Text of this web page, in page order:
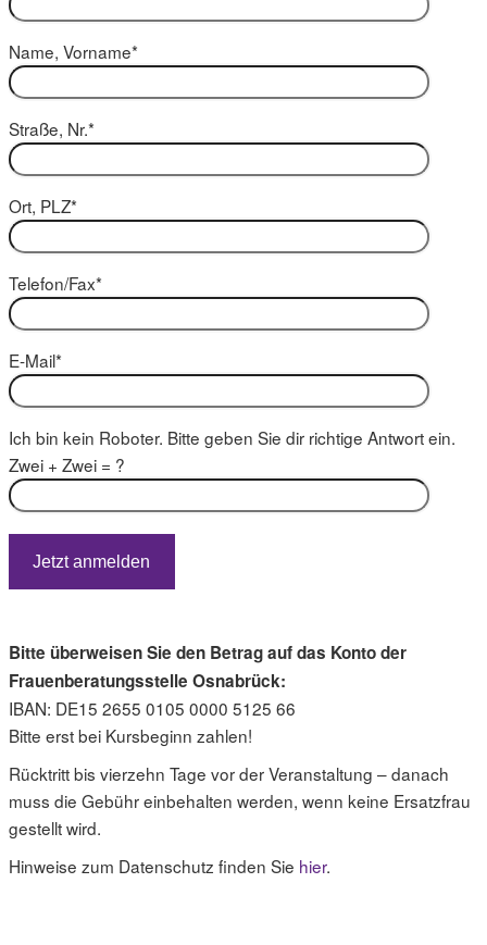
Name, Vorname*
Straße, Nr.*
Ort, PLZ*
Telefon/Fax*
E-Mail*
Ich bin kein Roboter. Bitte geben Sie dir richtige Antwort ein.
Zwei + Zwei = ?
Bitte überweisen Sie den Betrag auf das Konto der
Frauenberatungsstelle Osnabrück:
IBAN: DE15 2655 0105 0000 5125 66
Bitte erst bei Kursbeginn zahlen!
Rücktritt bis vierzehn Tage vor der Veranstaltung – danach
muss die Gebühr einbehalten werden, wenn keine Ersatzfrau
gestellt wird.
Hinweise zum Datenschutz finden Sie hier.